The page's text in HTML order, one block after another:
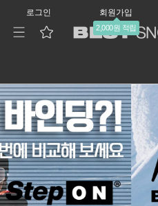
로그인 회원가입
2,000원 적립